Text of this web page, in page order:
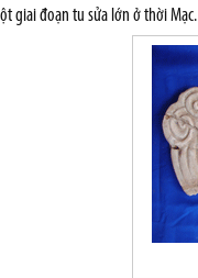
giai đoạn tu sửa lớn ở thời Mạc.